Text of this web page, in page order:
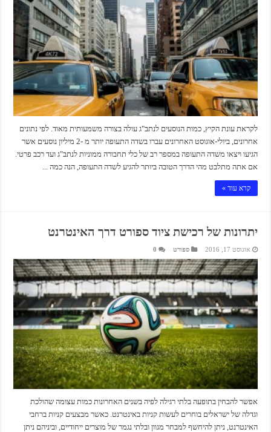
לקראת עונת הקיץ, כמות הנוסעים לנתב"ג עולה בצורה משמעותית מאוד. לפי נתונים
אחרונים, ביולי-אוגוסט האחרונים עברו בשדה התעופה יותר מ -2 מיליון נוסעים אשר
הגיעו ויצאו משדה התעופה במספר רב של כלי תחבורה ממוניות לנתב"ג ועד רכב פרטי.
אם אתה מתלבט מהי הדרך הטובה ביותר להגיע לשדה התעופה, הנה כמה ...
קרא עוד »
יתרונות של רכישת ציוד ספורט דרך האינטרנט
אוגוסט 17, 2016 ספורט 0
אפשר להבחין בתופעה בלתי רגילה לפיה בשנים האחרונות כמות עצומה שהולכת
וגדלה של ישראלים בוחרים לעשות קניות באינטרנט. כאשר מבצעים קניות ברחבי
האינטרנט, ניתן להיחשף למבחר מגוון ובלתי נגמר של מוצרים ייחודיים, וביניהם ניתן